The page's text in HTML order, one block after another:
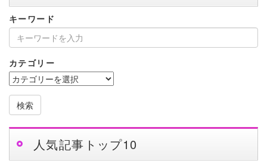
キーワード
カテゴリー
検索
人気記事トップ10